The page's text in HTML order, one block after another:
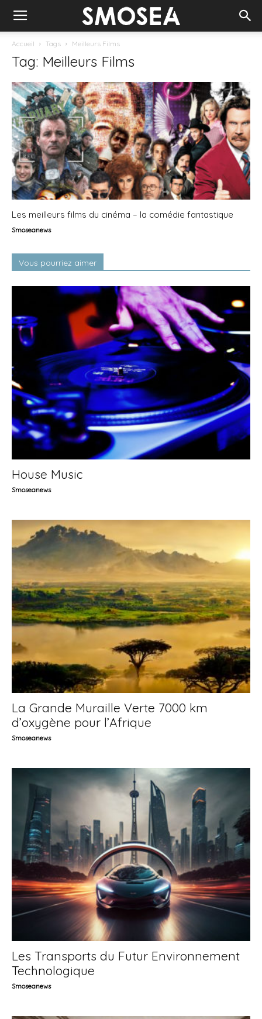
Accueil Tags Meilleurs Films
Tag: Meilleurs Films
Les meilleurs films du cinéma – la comédie fantastique
Smoseanews
Vous pourriez aimer
House Music
Smoseanews
La Grande Muraille Verte 7000 km
d’oxygène pour l’Afrique
Smoseanews
Les Transports du Futur Environnement
Technologique
Smoseanews